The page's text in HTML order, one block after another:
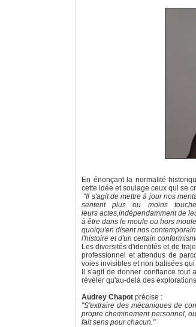
En énonçant la normalité
cette idée et soulage ceux qui se
"Il s'agit de mettre à jour nos
sentent plus ou moins
leurs actes,indépendamment de
à être dans le moule ou hors
quoiqu'en disent nos
l'histoire et d'un certain
Les diversités d'identités et de
professionnel et attendus de
voies invisibles et non balisées
Il s'agit de donner confiance
révéler qu'au-delà des
Audrey Chapot précise :
"S'extraire des mécaniques de
propre cheminement personnel,
fait sens pour chacun."